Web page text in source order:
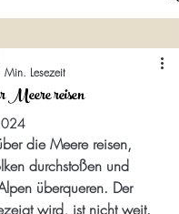
Meere reisen
Min. Lesezeit
die Meere reisen,
durchstoßen und
überqueren. Der
wird, ist nicht weit.